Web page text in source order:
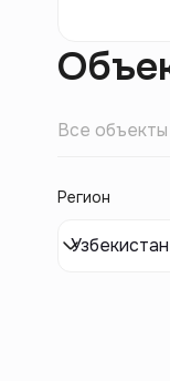
Все объекты
Регион
Узбекистан